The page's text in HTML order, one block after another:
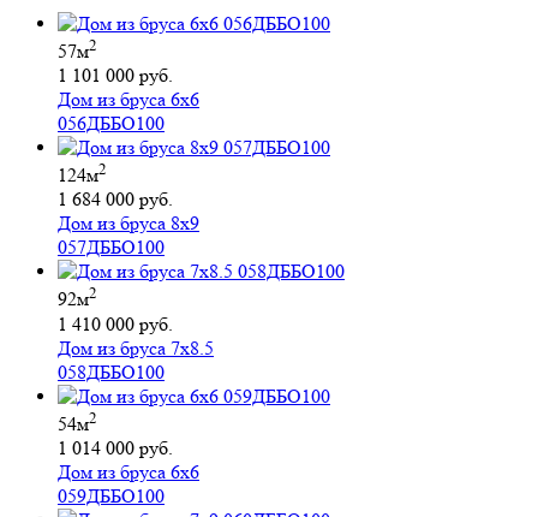
57м2
1 101 000 руб.
Дом из бруса 6х6
056ДББО100
124м2
1 684 000 руб.
Дом из бруса 8х9
057ДББО100
92м2
1 410 000 руб.
Дом из бруса 7х8.5
058ДББО100
54м2
1 014 000 руб.
Дом из бруса 6х6
059ДББО100